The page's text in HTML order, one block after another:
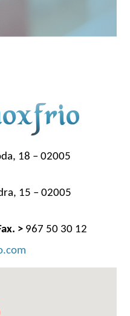
18 – 02005
15 – 02005
> 967 50 30 12